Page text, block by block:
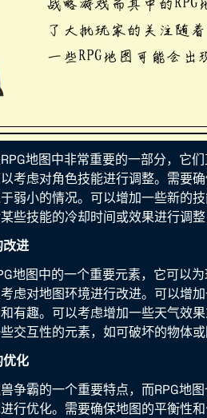
地图中非常重要的一部分，它
考虑对角色技能进行调整。需要
弱小的情况。可以增加一些新的
些技能的冷却时间或效果进行调
进
地图中的一个重要元素，它可以
虑对地图环境进行改进。可以增
有趣。可以考虑增加一些天气效
交互性的元素，如可破坏的物体
化
争霸的一个重要特点，而RPG地
行优化。需要确保地图的平衡性